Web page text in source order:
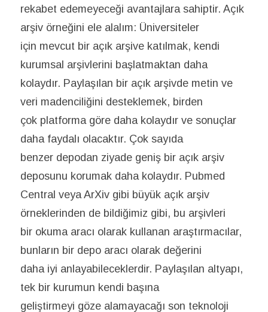
rekabet edemeyeceği avantajlara sahiptir. Açık
arşiv örneğini ele alalım: Üniversiteler
için mevcut bir açık arşive katılmak, kendi
kurumsal arşivlerini başlatmaktan daha
kolaydır. Paylaşılan bir açık arşivde metin ve
veri madenciliğini desteklemek, birden
çok platforma göre daha kolaydır ve sonuçlar
daha faydalı olacaktır. Çok sayıda
benzer depodan ziyade geniş bir açık arşiv
deposunu korumak daha kolaydır. Pubmed
Central veya ArXiv gibi büyük açık arşiv
örneklerinden de bildiğimiz gibi, bu arşivleri
bir okuma aracı olarak kullanan araştırmacılar,
bunların bir depo aracı olarak değerini
daha iyi anlayabileceklerdir. Paylaşılan altyapı,
tek bir kurumun kendi başına
geliştirmeyi göze alamayacağı son teknoloji